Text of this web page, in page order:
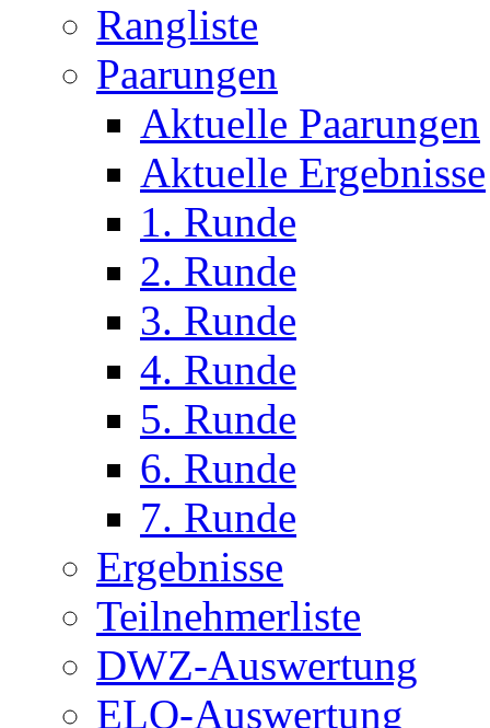
Rangliste
Paarungen
Aktuelle Paarungen
Aktuelle Ergebnisse
1. Runde
2. Runde
3. Runde
4. Runde
5. Runde
6. Runde
7. Runde
Ergebnisse
Teilnehmerliste
DWZ-Auswertung
ELO-Auswertung